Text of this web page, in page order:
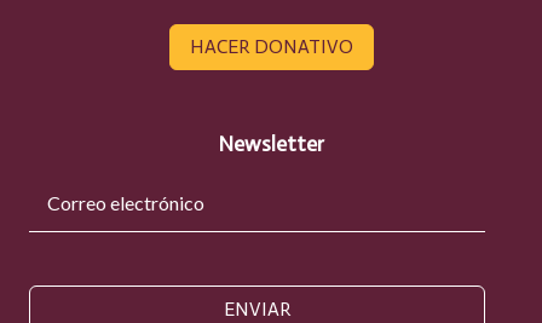
HACER DONATIVO
Newsletter
ENVIAR